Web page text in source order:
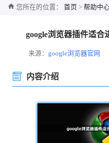
您所在的位置： 首页 > 帮助中
google浏览器插件适合
来源：google浏览器官网
内容介绍